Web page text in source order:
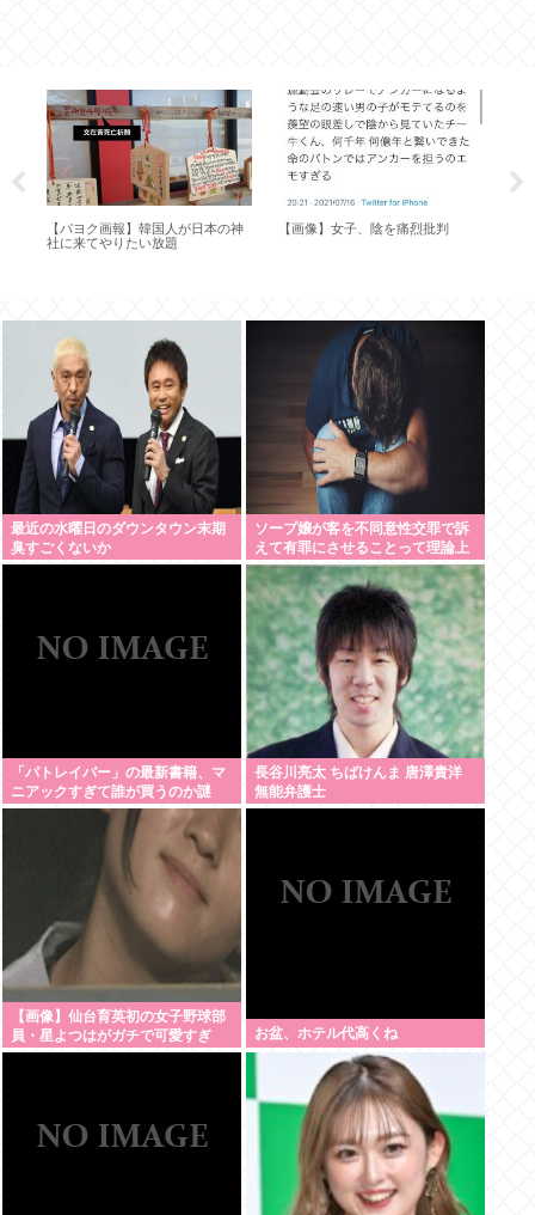
【パヨク画報】韓国人が日本の神
社に来てやりたい放題
【画像】女子、陰を痛烈批判
最近の水曜日のダウンタウン末期
臭すごくないか
ソープ嬢が客を不同意性交罪で訴
えて有罪にさせることって理論上
可能？
「パトレイバー」の最新書籍、マ
ニアックすぎて誰が買うのか謎
長谷川亮太 ちばけんま 唐澤貴洋
無能弁護士
【画像】仙台育英初の女子野球部
員・星よつはがガチで可愛すぎ
る！
お盆、ホテル代高くね